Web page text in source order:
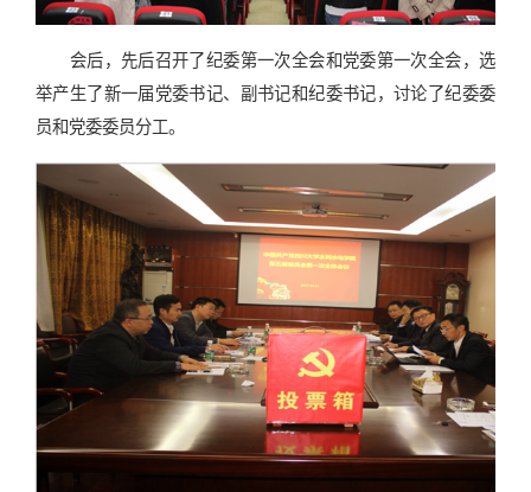
会后，先后召开了纪委第一次全会和党委第一次全会，选
举产生了新一届党委书记、副书记和纪委书记，讨论了纪委委
员和党委委员分工。